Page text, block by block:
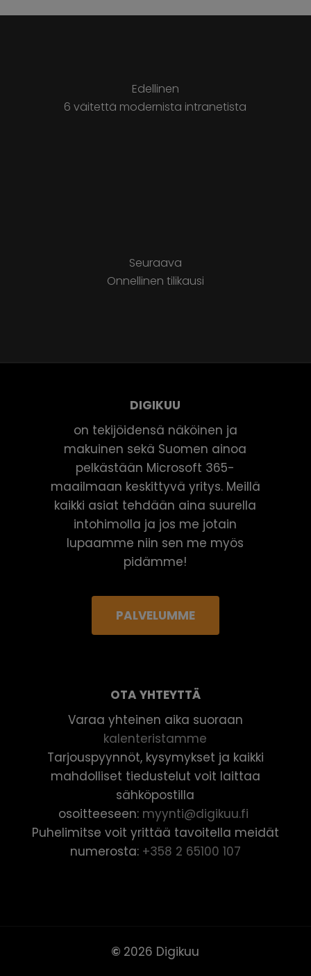
Edellinen
6 väitettä modernista intranetista
Seuraava
Onnellinen tilikausi
DIGIKUU
on tekijöidensä näköinen ja
makuinen sekä Suomen ainoa
pelkästään Microsoft 365-
maailmaan keskittyvä yritys. Meillä
kaikki asiat tehdään aina suurella
intohimolla ja jos me jotain
lupaamme niin sen me myös
pidämme!
PALVELUMME
OTA YHTEYTTÄ
Varaa yhteinen aika suoraan
kalenteristamme
Tarjouspyynnöt, kysymykset ja kaikki
mahdolliset tiedustelut voit laittaa
sähköpostilla
osoitteeseen: myynti@digikuu.fi
Puhelimitse voit yrittää tavoitella meidät
numerosta: +358 2 65100 107
© 2026 Digikuu